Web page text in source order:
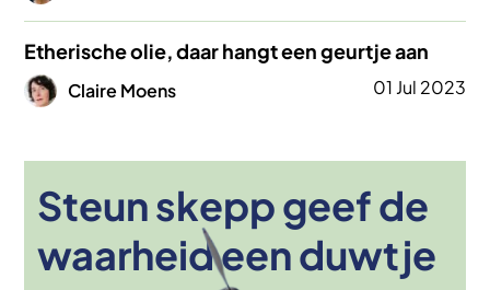
Etherische olie, daar hangt een geurtje aan
AfbeeldingClaire Moens 01 Jul 2023
Steun skepp geef de
waarheid een duwtje
Afbeelding